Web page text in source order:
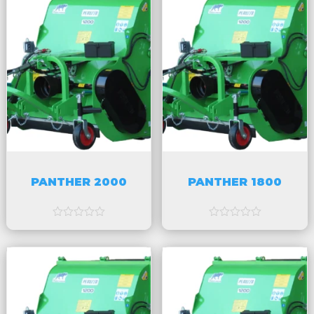
5
5
PANTHER 2000
a
v
5
PANTHER 1800
a
v
5